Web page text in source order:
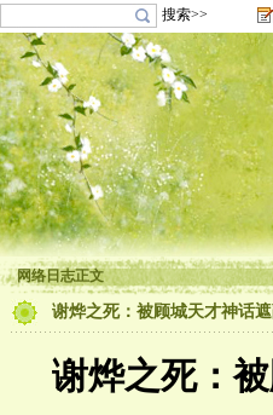
搜索>>
网络日志正文
谢烨之死：被顾城天才神话
谢烨之死：